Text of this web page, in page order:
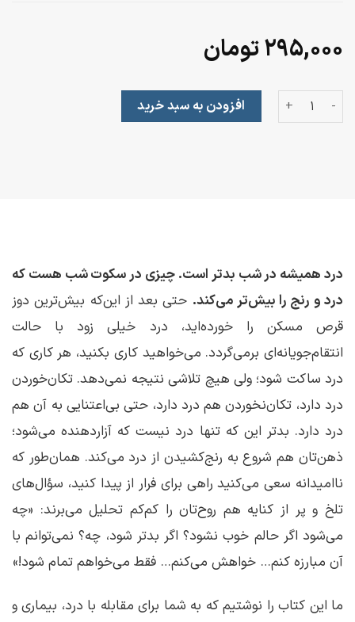
۲۹۵,۰۰۰تومان
مایندفولنس برای تندرستی عددافزودن به سبد خرید
درد همیشه در شب بد‌تر است. چیزی در سکوت شب هست که
درد و رنج را بیش‌‌تر می‌کند. حتی بعد از این‌که بیش‌‌ترین دوز
قرص مسکن را خورده‌اید، درد خیلی زود با حالت
انتقام‌جویانه‌ای برمی‌گردد. می‌خواهید کاری بکنید، هر کاری که
درد ساکت شود؛ ولی هیچ تلاشی نتیجه نمی‌دهد. تکان‌خوردن
درد دارد، تکان‌نخوردن هم درد دارد، حتی بی‌اعتنایی به آن هم
درد دارد. بدتر این که تنها درد نیست که آزار‌‌‌دهنده می‌شود؛
ذهن‌تان هم شروع به رنج‌کشیدن از درد می‌کند. همان‌طور که
ناامیدانه سعی می‌کنید راهی برای فرار از پیدا کنید، سؤال‌های
تلخ و پر از کنایه هم روح‌تان را کم‌کم تحلیل می‌برند: «چه
می‌شود اگر حالم خوب نشود؟ اگر بد‌‌تر شود، چه؟ نمی‌توانم با
آن مبارزه کنم… خواهش می‌کنم… فقط می‌خواهم تمام شود!»
ما این کتاب را نوشتیم که به شما برای مقابله با درد، بیماری و